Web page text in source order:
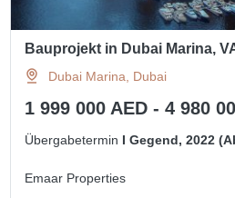
Bauprojekt in Dubai Marina,
Dubai Marina, Dubai
1 999 000 AED - 4 980
Übergabetermin I Gegend, 2022
Emaar Properties